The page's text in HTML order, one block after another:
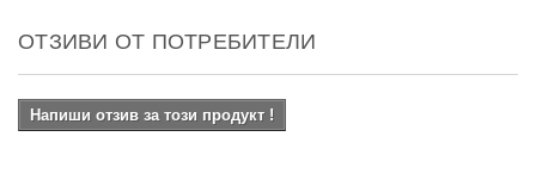
ОТЗИВИ ОТ ПОТРЕБИТЕЛИ
Напиши отзив за този продукт !